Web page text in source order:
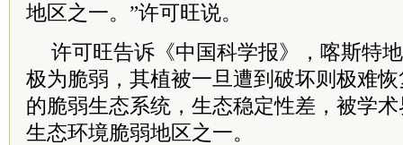
地区之一。”许可旺说。
许可旺告诉《中国科学报》，喀斯特
极为脆弱，其植被一旦遭到破坏则极难
的脆弱生态系统，生态稳定性差，被学
生态环境脆弱地区之一。